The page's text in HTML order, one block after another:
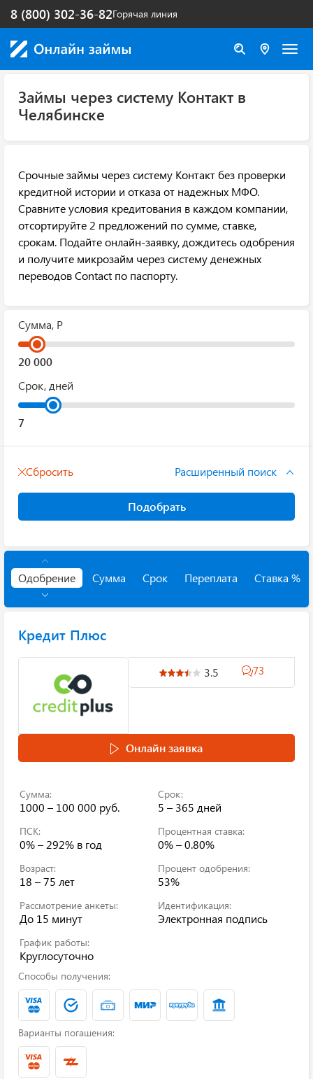
Горячая линия
8 (800) 302-36-82
Займы через систему Контакт в
Челябинске
Срочные займы через систему Контакт без проверки
кредитной истории и отказа от надежных МФО.
Сравните условия кредитования в каждом компании,
отсортируйте 2 предложений по сумме, ставке,
срокам. Подайте онлайн-заявку, дождитесь одобрения
и получите микрозайм через систему денежных
переводов Contact по паспорту.
Сумма, Р
Срок, дней
Сбросить Расширенный поиск
Подобрать
Одобрение Сумма Срок Переплата Ставка %
Кредит Плюс
3.5 73
Онлайн заявка
Сумма:
1000 – 100 000 руб.
Срок:
5 – 365 дней
ПСК:
0% – 292% в год
Процентная ставка:
0% – 0.80%
Возраст:
18 – 75 лет
Процент одобрения:
53%
Рассмотрение анкеты:
До 15 минут
Идентификация:
Электронная подпись
График работы:
Круглосуточно
Способы получения:
Варианты погашения: